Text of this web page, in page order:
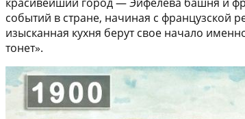
красивейший город — Эйфелева башня и
событий в стране, начиная с французской
изысканная кухня берут свое начало
тонет».